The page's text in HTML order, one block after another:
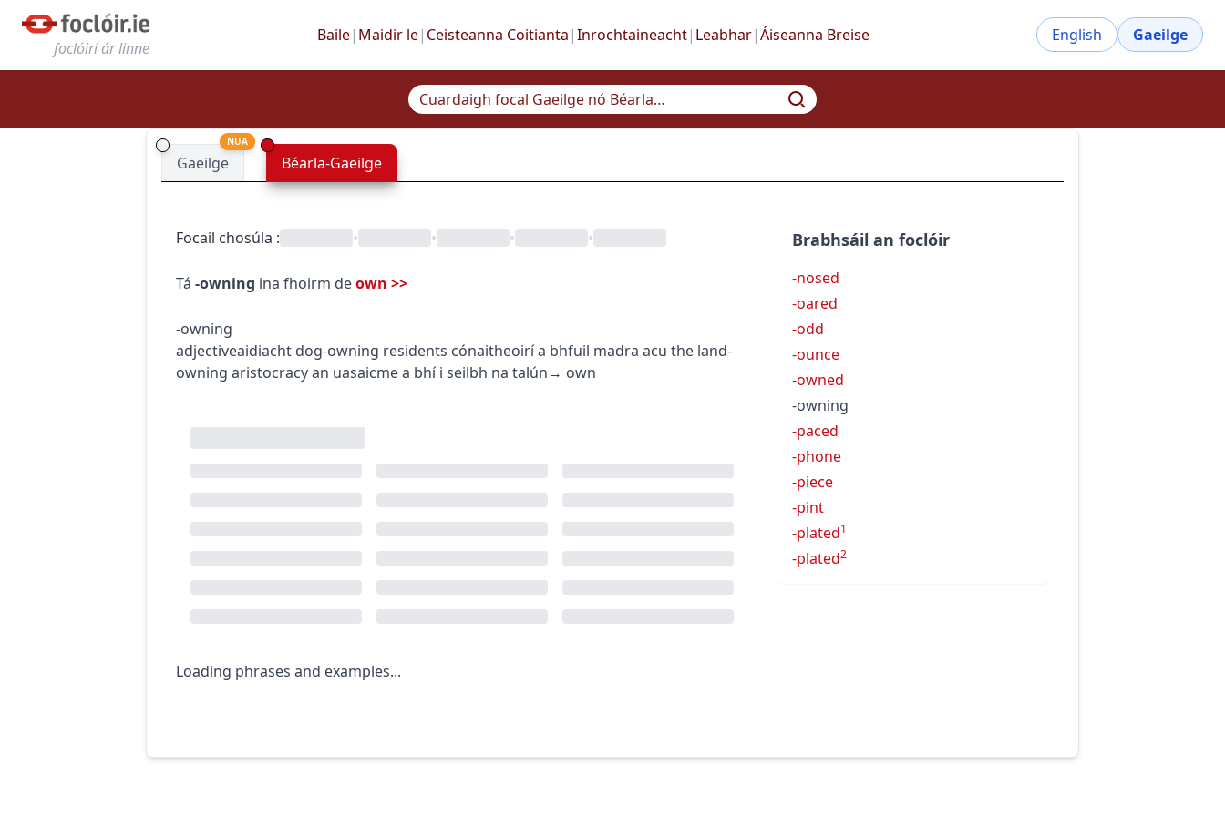
foclóirí ár linne
Baile| Maidir le| Ceisteanna Coitianta |Inrochtaineacht| Leabhar|Áiseanna Breise English Gaeilge
Gaeilge
NUA
Béarla-Gaeilge
Focail chosúla : • • • •
Tá -owning ina fhoirm deown >>
-owning
adjectiveaidiacht dog-owning residents cónaitheoirí a bhfuil madra acu the land-
owning aristocracyan uasaicme a bhí i seilbh na talún→ own
Loading phrases and examples...
Brabhsáil an foclóir
-nosed
-oared
-odd
-ounce
-owned
-owning
-paced
-phone
-piece
-pint
-plated1
-plated2